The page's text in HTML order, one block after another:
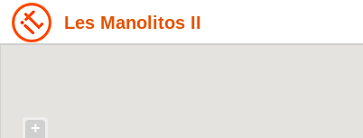
Les Manolitos II
+